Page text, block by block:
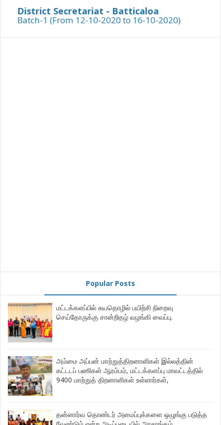
District Secretariat - Batticaloa
Batch-1 (From 12-10-2020 to 16-10-2020)
Popular Posts
மட்டக்களப்பில் சுயதொழில் பயிற்சி நிறைவு
செய்தோருக்கு சான்றிதழ் வழங்கி வைப்பு.
அம்மை அப்பன் மாற்றுத்திறனாளிகள் இல்லத்தின்
கட்டடப் பணிகள் ஆரம்பம், மட்டக்களப்பு மாவட்டத்தில்
9400 மாற்றுத் திறனாளிகள் உள்ளார்கள்,
தன்னார்வ தொண்டர் அமைப்புக்களை ஒழுங்கு படுத்த